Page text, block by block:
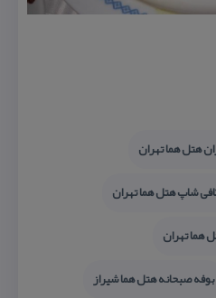
هتل هما تهران
شاپ هتل هما تهران
هما تهران
بوفه صبحانه هتل هما شیراز